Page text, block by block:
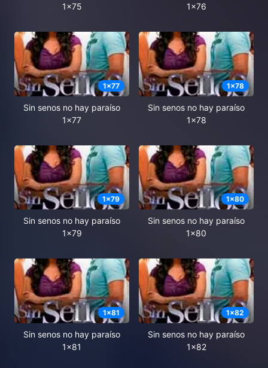
1x75
1x76
1x77
Sin senos no hay paraíso
1x77
1x78
Sin senos no hay paraíso
1x78
1x79
Sin senos no hay paraíso
1x79
1x80
Sin senos no hay paraíso
1x80
1x81
Sin senos no hay paraíso
1x81
1x82
Sin senos no hay paraíso
1x82